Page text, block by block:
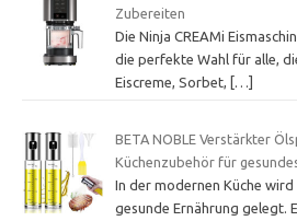
Zubereiten
Die Ninja CREAMi
die perfekte Wahl für alle,
Eiscreme, Sorbet,
[…]
BETA NOBLE Verstärkter
Küchenzubehör für
In der modernen Küche
gesunde Ernährung gelegt.